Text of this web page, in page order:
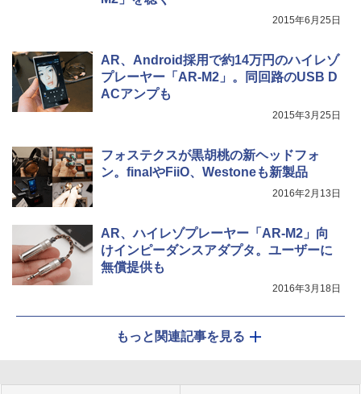
2015年6月25日
AR、Android採用で約14万円のハイレゾ
プレーヤー「AR-M2」。同回路のUSB D
ACアンプも
2015年3月25日
フォステクスが黒胡桃の新ヘッドフォ
ン。finalやFiiO、Westoneも新製品
2016年2月13日
AR、ハイレゾプレーヤー「AR-M2」向
けインピーダンスアダプタ。ユーザーに
無償提供も
2016年3月18日
もっと関連記事を見る